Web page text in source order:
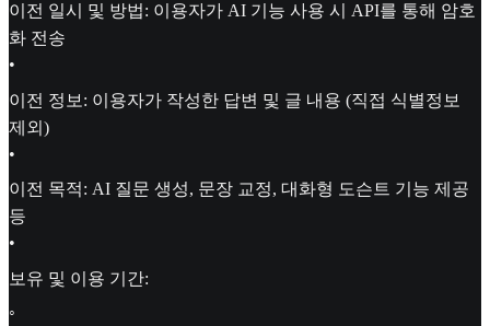
이전 일시 및 방법: 이용자가 AI 기능 사용 시 API를 통해 암호
화 전송
•
이전 정보: 이용자가 작성한 답변 및 글 내용 (직접 식별정보
제외)
•
이전 목적: AI 질문 생성, 문장 교정, 대화형 도슨트 기능 제공
등
•
보유 및 이용 기간:
◦